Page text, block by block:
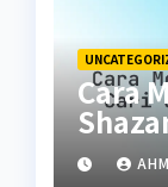
Cara
Lagu